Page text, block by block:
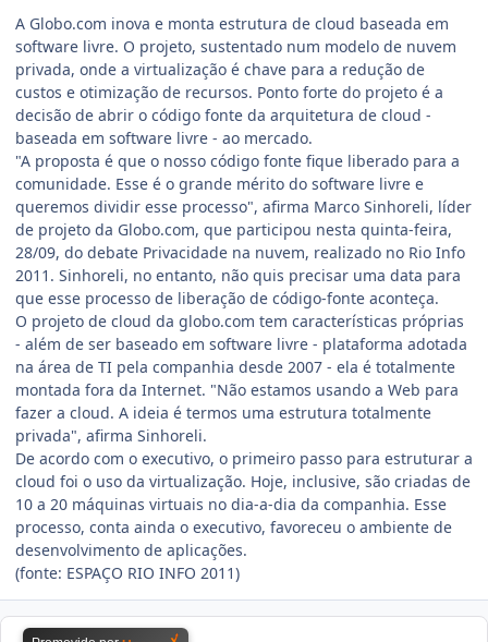
A Globo.com inova e monta estrutura de cloud baseada em
software livre. O projeto, sustentado num modelo de nuvem
privada, onde a virtualização é chave para a redução de
custos e otimização de recursos. Ponto forte do projeto é a
decisão de abrir o código fonte da arquitetura de cloud -
baseada em software livre - ao mercado.
"A proposta é que o nosso código fonte fique liberado para a
comunidade. Esse é o grande mérito do software livre e
queremos dividir esse processo", afirma Marco Sinhoreli, líder
de projeto da Globo.com, que participou nesta quinta-feira,
28/09, do debate Privacidade na nuvem, realizado no Rio Info
2011. Sinhoreli, no entanto, não quis precisar uma data para
que esse processo de liberação de código-fonte aconteça.
O projeto de cloud da globo.com tem características próprias
- além de ser baseado em software livre - plataforma adotada
na área de TI pela companhia desde 2007 - ela é totalmente
montada fora da Internet. "Não estamos usando a Web para
fazer a cloud. A ideia é termos uma estrutura totalmente
privada", afirma Sinhoreli.
De acordo com o executivo, o primeiro passo para estruturar a
cloud foi o uso da virtualização. Hoje, inclusive, são criadas de
10 a 20 máquinas virtuais no dia-a-dia da companhia. Esse
processo, conta ainda o executivo, favoreceu o ambiente de
desenvolvimento de aplicações.
(fonte: ESPAÇO RIO INFO 2011)